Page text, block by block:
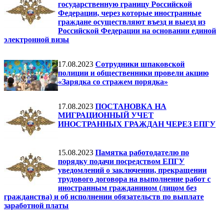
государственную границу Российской
Федерации, через которые иностранные
граждане осуществляют въезд и выезд из
Российской Федерации на основании единой
электронной визы
17.08.2023 Сотрудники шпаковской
полиции и общественники провели акцию
«Зарядка со стражем порядка»
17.08.2023 ПОСТАНОВКА НА
МИГРАЦИОННЫЙ УЧЕТ
ИНОСТРАННЫХ ГРАЖДАН ЧЕРЕЗ ЕПГУ
15.08.2023 Памятка работодателю по
порядку подачи посредством ЕПГУ
уведомлений о заключении, прекращении
трудового договора на выполнение работ с
иностранным гражданином (лицом без
гражданства) и об исполнении обязательств по выплате
заработной платы